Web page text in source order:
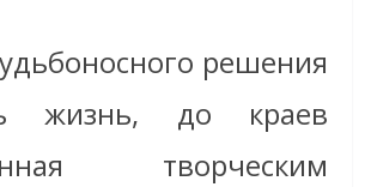
решения
жизнь, до краев
творческим